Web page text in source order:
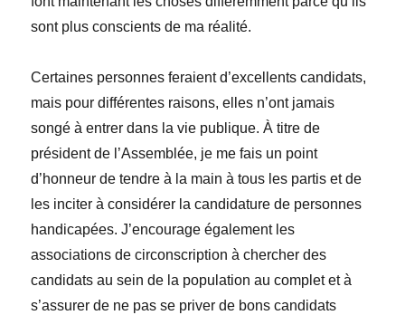
sont plus conscients de ma réalité.
Certaines personnes feraient d’excellents candidats,
mais pour différentes raisons, elles n’ont jamais
songé à entrer dans la vie publique. À titre de
président de l’Assemblée, je me fais un point
d’honneur de tendre à la main à tous les partis et de
les inciter à considérer la candidature de personnes
handicapées. J’encourage également les
associations de circonscription à chercher des
candidats au sein de la population au complet et à
s’assurer de ne pas se priver de bons candidats